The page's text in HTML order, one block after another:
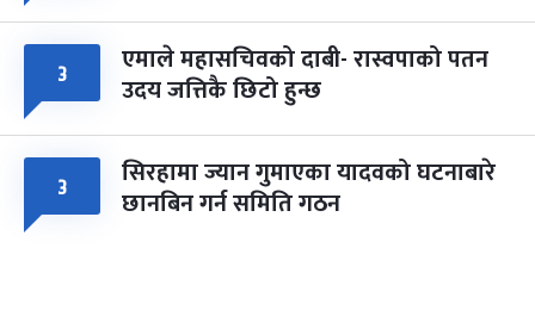
३ एमाले महासचिवको दाबी- रास्वपाको पतन
उदय जत्तिकै छिटो हुन्छ
३ सिरहामा ज्यान गुमाएका यादवको घटनाबारे
छानबिन गर्न समिति गठन